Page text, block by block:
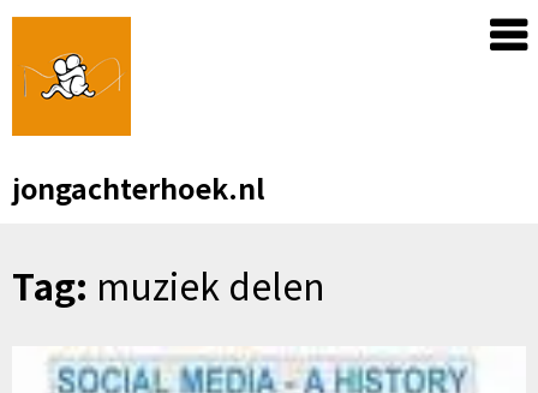
Skip
content
jongachterhoek.nl
Tag: muziek delen